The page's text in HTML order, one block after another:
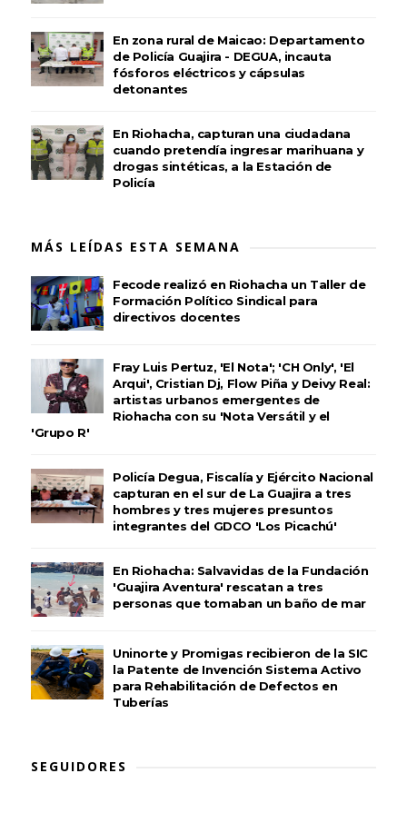
En zona rural de Maicao: Departamento
de Policía Guajira - DEGUA, incauta
fósforos eléctricos y cápsulas
detonantes
En Riohacha, capturan una ciudadana
cuando pretendía ingresar marihuana y
drogas sintéticas, a la Estación de
Policía
MÁS LEÍDAS ESTA SEMANA
Fecode realizó en Riohacha un Taller de
Formación Político Sindical para
directivos docentes
Fray Luis Pertuz, 'El Nota'; 'CH Only', 'El
Arqui', Cristian Dj, Flow Piña y Deivy Real:
artistas urbanos emergentes de
Riohacha con su 'Nota Versátil y el
'Grupo R'
Policía Degua, Fiscalía y Ejército Nacional
capturan en el sur de La Guajira a tres
hombres y tres mujeres presuntos
integrantes del GDCO 'Los Picachú'
En Riohacha: Salvavidas de la Fundación
'Guajira Aventura' rescatan a tres
personas que tomaban un baño de mar
Uninorte y Promigas recibieron de la SIC
la Patente de Invención Sistema Activo
para Rehabilitación de Defectos en
Tuberías
SEGUIDORES